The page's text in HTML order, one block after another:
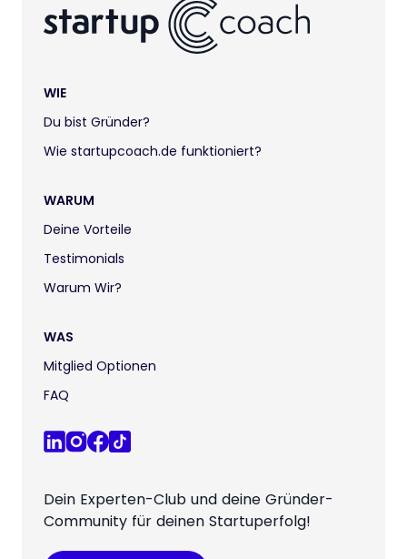
WIE
Du bist Gründer?
Wie startupcoach.de funktioniert?
WARUM
Deine Vorteile
Testimonials
Warum Wir?
WAS
Mitglied Optionen
FAQ
Dein Experten-Club und deine Gründer-
Community für deinen Startuperfolg!